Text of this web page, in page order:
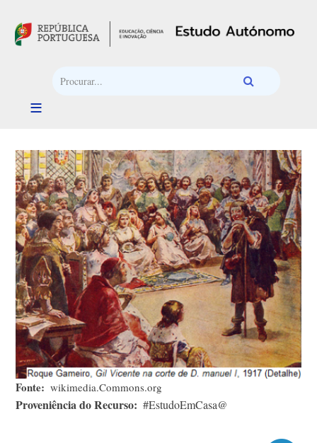
Fonte wikimedia.Commons.org
Proveniência do Recurso #EstudoEmCasa@